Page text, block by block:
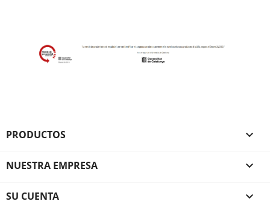
PRODUCTOS 
NUESTRA EMPRESA 
SU CUENTA 